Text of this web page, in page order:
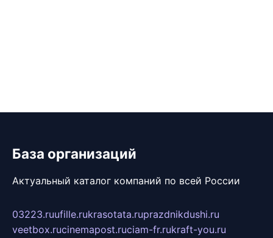
База организаций
Актуальный каталог компаний по всей России
03223.ruufille.rukrasotata.ruprazdnikdushi.ru
veetbox.rucinemapost.ruciam-fr.rukraft-you.ru